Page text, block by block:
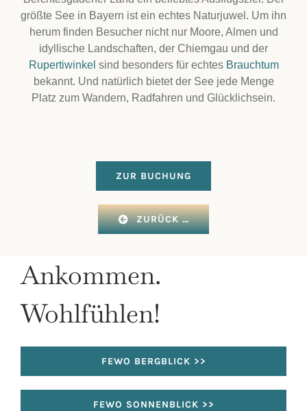
größte See in Bayern ist ein echtes Naturjuwel. Um ihn
herum finden Besucher nicht nur Moore, Almen und
idyllische Landschaften, der Chiemgau und der
Rupertiwinkel sind besonders für echtes Brauchtum
bekannt. Und natürlich bietet der See jede Menge
Platz zum Wandern, Radfahren und Glücklichsein.
ZUR BUCHUNG
ZURÜCK …
Ankommen.
Wohlfühlen!
FEWO BERGBLICK >>
FEWO SONNENBLICK >>